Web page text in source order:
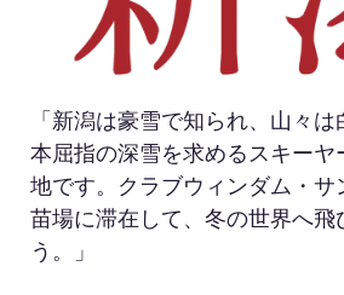
「新潟は豪雪で知られ、山々
本屈指の深雪を求めるスキーヤ
地です。クラブウィンダム・サ
苗場に滞在して、冬の世界へ飛
う。」